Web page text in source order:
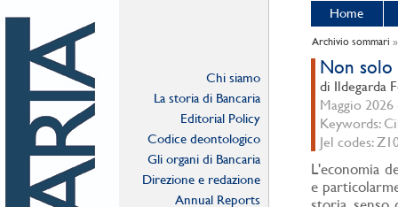
Chi siamo
La storia di Bancaria
Editorial Policy
Codice deontologico
Gli organi di Bancaria
Direzione e redazione
Annual Reports
Home
Archivio sommari
Non solo
di Ildegarda
Maggio 2026
Keywords:
Jel codes:
L'economia
e